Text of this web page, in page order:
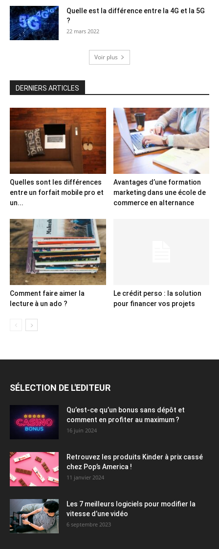
Quelle est la différence entre la 4G et la 5G
?
22 mars 2022
Voir plus
DERNIERS ARTICLES
Quelles sont les différences
entre un forfait mobile pro et
un...
Avantages d’une formation
marketing dans une école de
commerce en alternance
Comment faire aimer la
lecture à un ado ?
Le crédit perso : la solution
pour financer vos projets
SÉLECTION DE L'EDITEUR
Qu’est-ce qu’un bonus sans dépôt et
comment en profiter au maximum ?
16 juin 2024
Retrouvez les produits Kinder à prix cassé
chez Pop’s America !
11 janvier 2024
Les 7 meilleurs logiciels pour modifier la
vitesse d’une vidéo
6 septembre 2023